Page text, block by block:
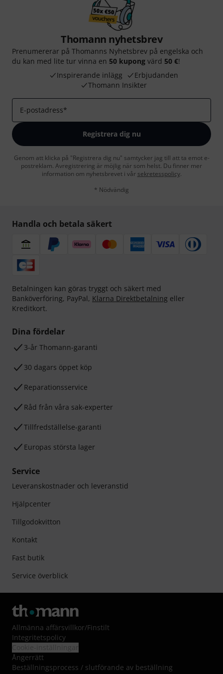
Thomann nyhetsbrev
Prenumererar på Thomanns Nyhetsbrev på engelska och
du kan med lite tur vinna en 50 kupong värd 50 €!
Inspirerande inlägg
Erbjudanden
Thomann Insikter
E-postadress*
Registrera dig nu
Genom att klicka på "Registrera dig nu" samtycker jag till att ta emot e-
postreklam. Avregistrering är möjlig när som helst. Du finner mer
information om nyhetsbrevet i vår sekretesspolicy.
* Nödvändig
Handla och betala säkert
Betalningen kan göras tryggt och säkert med
Banköverföring, PayPal, Klarna Direktbetalning eller
Kreditkort.
Dina fördelar
3-år Thomann-garanti
30 dagars öppet köp
Reparationsservice
Råd från våra sak-experter
Tillfredställelse-garanti
Europas största lager
Service
Leveranskostnader och leveranstid
Hjälpcenter
Tillgodokvitton
Kontakt
Fast butik
Service överblick
Allmänna affärsvillkor/Finstilt
Integritetspolicy
Ångerrätt
Beställningsprocess / slutförande av beställning